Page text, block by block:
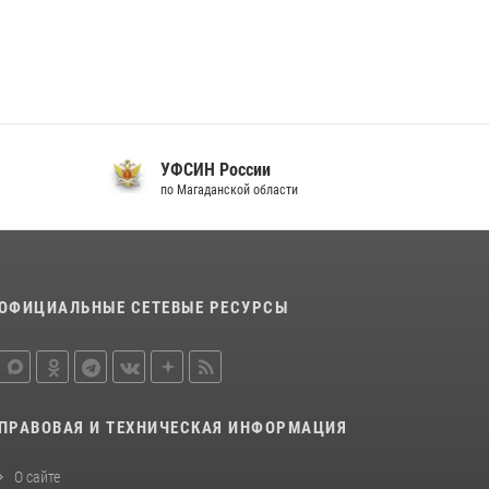
15 июля 2026, 04:34 5
УФСИН России
по Магаданской области
СЕТЕВЫЕ РЕСУРСЫ
ПРАВОВАЯ И ТЕХНИЧЕСКАЯ ИНФОРМАЦИЯ
О сайте